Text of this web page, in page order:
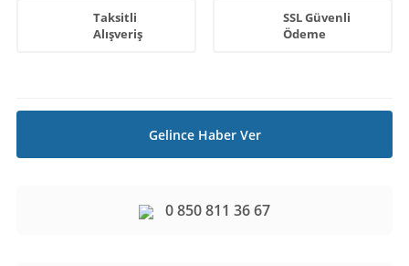
Taksitli
Alışveriş
SSL Güvenli
Ödeme
Gelince Haber Ver
0 850 811 36 67